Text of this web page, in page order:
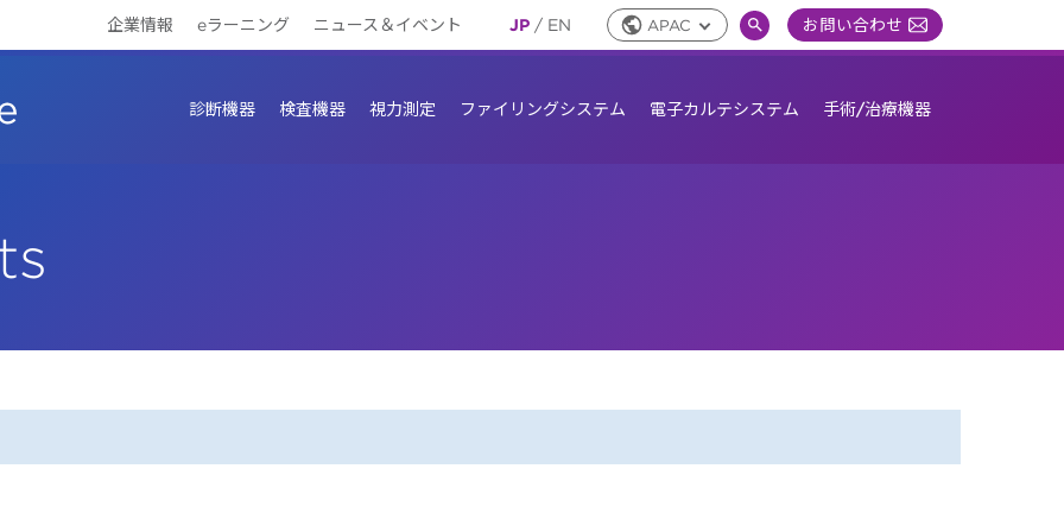
企業情報 eラーニング ニュース＆イベント JP / EN APAC Global
Toggle
検
り
替
お問い合わせ
診断機器 検査機器 視力測定 ファイリングシステム 電子カルテシステム 手術/治療機器